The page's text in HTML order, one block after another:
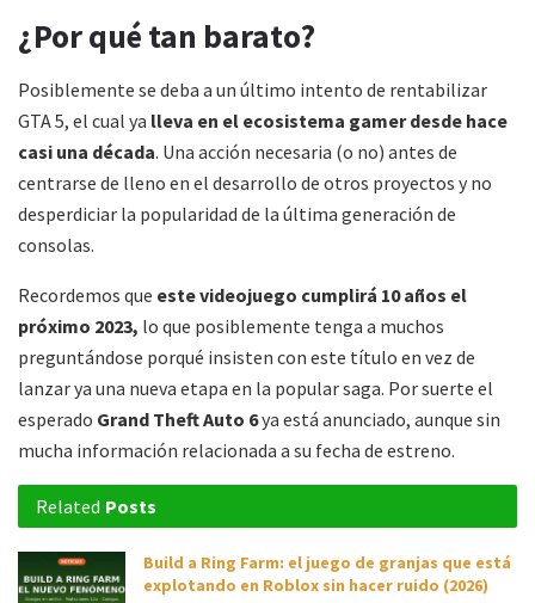
¿Por qué tan barato?
Posiblemente se deba a un último intento de rentabilizar
GTA 5, el cual ya lleva en el ecosistema gamer desde hace
casi una década. Una acción necesaria (o no) antes de
centrarse de lleno en el desarrollo de otros proyectos y no
desperdiciar la popularidad de la última generación de
consolas.
Recordemos que este videojuego cumplirá 10 años el
próximo 2023, lo que posiblemente tenga a muchos
preguntándose porqué insisten con este título en vez de
lanzar ya una nueva etapa en la popular saga. Por suerte el
esperado Grand Theft Auto 6ya está anunciado, aunque sin
mucha información relacionada a su fecha de estreno.
Related Posts
Build a Ring Farm: el juego de granjas que está
explotando en Roblox sin hacer ruido (2026)